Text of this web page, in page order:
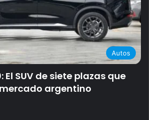
Autos
El SUV de siete plazas que
argentino